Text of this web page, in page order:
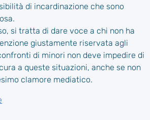
di incardinazione che sono
si tratta di dare voce a chi non ha
giustamente riservata agli
di minori non deve impedire di
a queste situazioni, anche se non
clamore mediatico.